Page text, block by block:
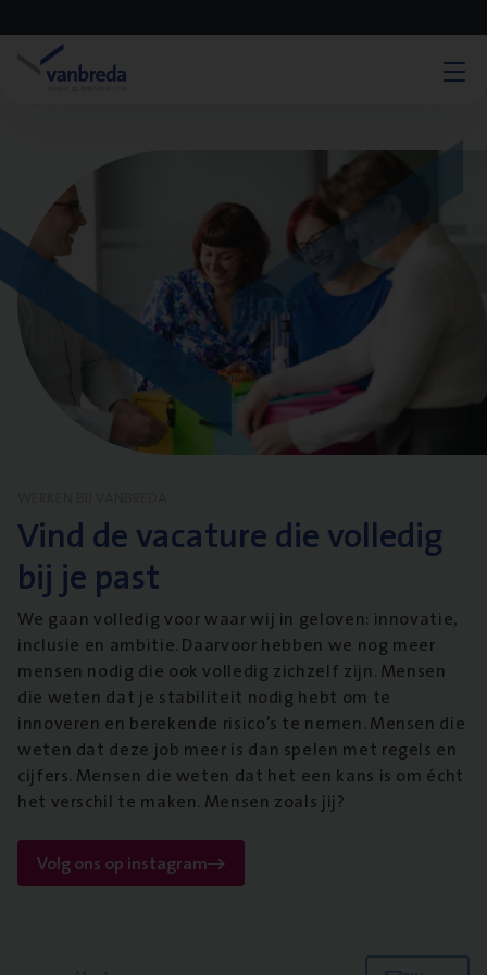
Vind de vacature die volledig
bij je past
We gaan volledig voor waar wij in geloven: innovatie,
inclusie en ambitie. Daarvoor hebben we nog meer
mensen nodig die ook volledig zichzelf zijn. Mensen
die weten dat je stabiliteit nodig hebt om te
innoveren en berekende risico’s te nemen. Mensen die
weten dat deze job meer is dan spelen met regels en
cijfers. Mensen die weten dat het een kans is om écht
het verschil te maken. Mensen zoals jij?
Volg ons op instagram